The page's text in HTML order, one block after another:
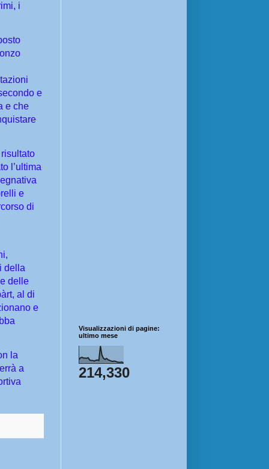
i
e
e che
l’ultima
e
di
della
delle
al di
e
la
a
Visualizzazioni di pagine:
ultimo mese
214,330